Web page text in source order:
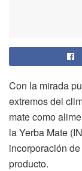
Con la mirada
extremos del
mate como
la Yerba Mate
incorporación
producto.